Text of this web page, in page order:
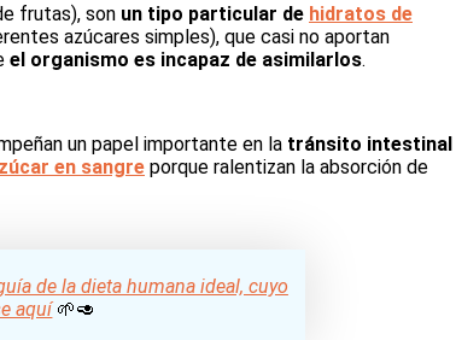
frutas), son un tipo particular de hidratos de
azúcares simples), que casi no aportan
el organismo es incapaz de asimilarlos.
un papel importante en la tránsito intestinal
en sangre porque ralentizan la absorción de
de la dieta humana ideal, cuyo
aquí 🌱🥑